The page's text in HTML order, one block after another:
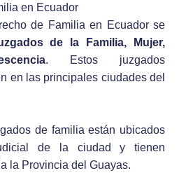
en Ecuador
de Familia en Ecuador se
de la Familia, Mujer,
. Estos juzgados
en las principales ciudades del
de familia están ubicados
de la ciudad y tienen
la Provincia del Guayas.